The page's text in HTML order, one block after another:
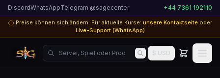
DiscordWhatsAppTelegram @sagecenter +44 7361 192110
ⓘ Preise können sich ändern. Für aktuelle Kurse: unsere Kontaktseite oder
Live-Support (WhatsApp)
Server, Spiel oder Produkt suchen...
$ USD